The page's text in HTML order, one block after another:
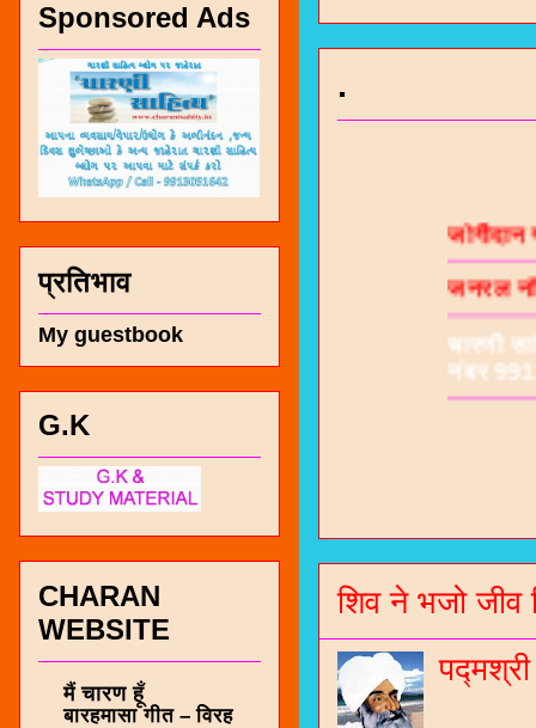
.
जनरल
चारणी
नंबर
शिव ने भजो जीव
Sponsored Ads
प्रतिभाव
My guestbook
G.K
CHARAN
WEBSITE
मैं चारण हूँ
बारहमासा गीत – विरह